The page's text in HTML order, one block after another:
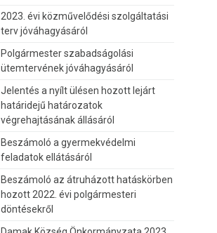
2023. évi közművelődési szolgáltatási
terv jóváhagyásáról
Polgármester szabadságolási
ütemtervének jóváhagyásáról
Jelentés a nyílt ülésen hozott lejárt
határidejű határozatok
végrehajtásának állásáról
Beszámoló a gyermekvédelmi
feladatok ellátásáról
Beszámoló az átruházott hatáskörben
hozott 2022. évi polgármesteri
döntésekről